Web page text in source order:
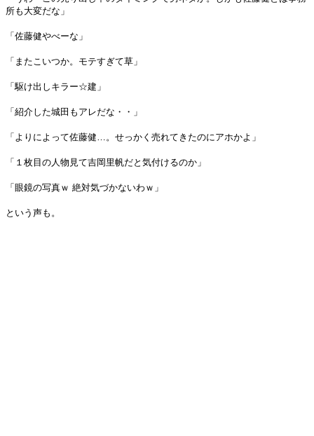
所も大変だな」
「佐藤健やべーな」
「またこいつか。モテすぎて草」
「駆け出しキラー☆建」
「紹介した城田もアレだな・・」
「よりによって佐藤健…。せっかく売れてきたのにアホかよ」
「１枚目の人物見て吉岡里帆だと気付けるのか」
「眼鏡の写真ｗ 絶対気づかないわｗ」
という声も。